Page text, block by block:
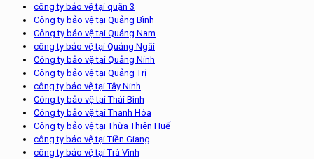
công ty bảo vệ tại quận 3
Công ty bảo vệ tại Quảng Bình
Công ty bảo vệ tại Quảng Nam
công ty bảo vệ tại Quảng Ngãi
Công ty bảo vệ tại Quảng Ninh
Công ty bảo vệ tại Quảng Trị
công ty bảo vệ tại Tây Ninh
Công ty bảo vệ tại Thái Bình
Công ty bảo vệ tại Thanh Hóa
Công ty bảo vệ tại Thừa Thiên Huế
công ty bảo vệ tại Tiền Giang
công ty bảo vệ tại Trà Vinh